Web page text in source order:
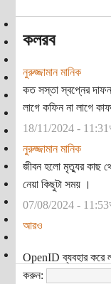
কলরব
নুরুজ্জামান মানিক
কত সস্তা স্বপ্নের
লাগে কফিন না লাগে
18/11/2024 -
নুরুজ্জামান মানিক
জীবন হলো মৃত্যুর কাছ
নেয়া কিছুটা সময় ।
07/08/2024 -
আরও
OpenID ব্যবহার করে
করুন: